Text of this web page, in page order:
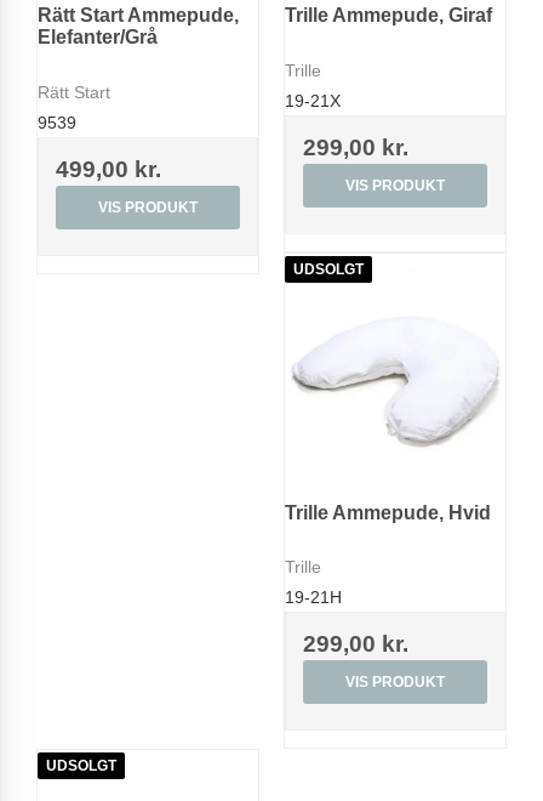
Rätt Start Ammepude,
Elefanter/Grå
Rätt Start
9539
499,00 kr.
VIS PRODUKT
Trille Ammepude, Giraf
Trille
19-21X
299,00 kr.
VIS PRODUKT
UDSOLGT
Trille Ammepude, Hvid
Trille
19-21H
299,00 kr.
VIS PRODUKT
UDSOLGT